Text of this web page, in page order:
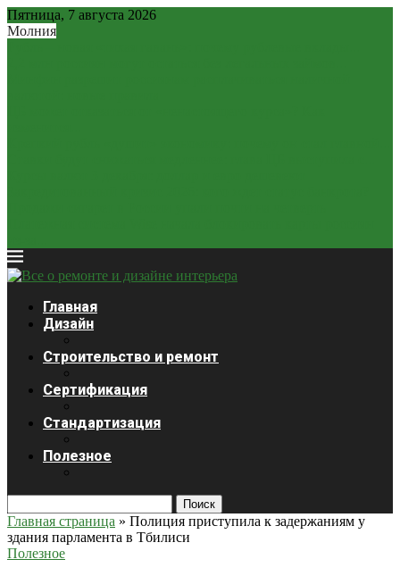
Пятница, 7 августа 2026
Молния
Главная
Дизайн
Строительство и ремонт
Сертификация
Стандартизация
Полезное
Поиск
Главная страница » Полиция приступила к задержаниям у
здания парламента в Тбилиси
Полезное